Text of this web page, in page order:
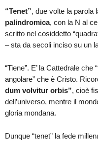
“Tenet”, due volte la parola
palindromica, con la N al
scritto nel cosiddetto
– sta da secoli inciso su un
“Tiene”. E’ la Cattedrale
angolare” che è Cristo.
dum volvitur orbis”, cioè
dell’universo, mentre il
gloria mondana.
Dunque “tenet” la fede